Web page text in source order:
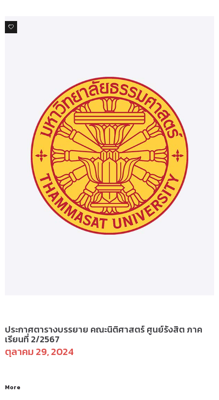
0
ประกาศตารางบรรยาย คณะนิติศาสตร์ ศูนย์รังสิต ภาค
เรียนที่ 2/2567
ตุลาคม 29, 2024
More